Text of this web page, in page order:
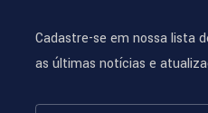
Cadastre-se em nossa lista
as últimas notícias e